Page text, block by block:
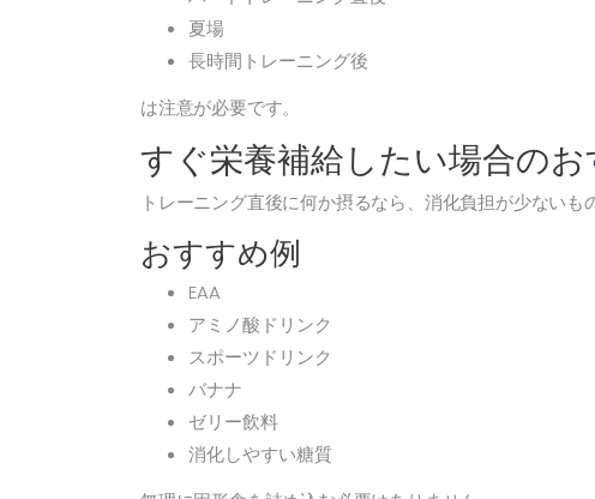
夏場
長時間トレーニング後
は注意が必要です。
すぐ栄養補給したい場合のお
トレーニング直後に何か摂るなら、消化負担が少ないも
おすすめ例
EAA
アミノ酸ドリンク
スポーツドリンク
バナナ
ゼリー飲料
消化しやすい糖質